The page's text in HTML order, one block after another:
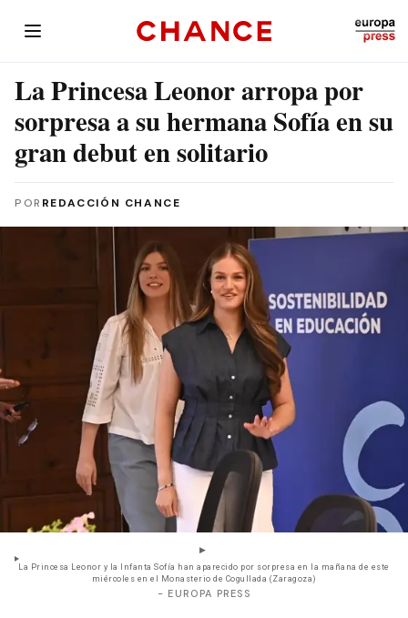
La Princesa Leonor arropa por
sorpresa a su hermana Sofía en su
gran debut en solitario
POR REDACCIÓN CHANCE
La Princesa Leonor y la Infanta Sofía han aparecido por sorpresa en la mañana de este
miércoles en el Monasterio de Cogullada (Zaragoza)
- EUROPA PRESS